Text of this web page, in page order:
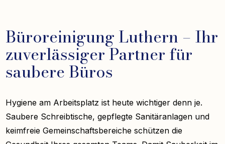
Büroreinigung Luthern – Ihr
zuverlässiger Partner für
saubere Büros
Hygiene am Arbeitsplatz ist heute wichtiger denn je.
Saubere Schreibtische, gepflegte Sanitäranlagen und
keimfreie Gemeinschaftsbereiche schützen die